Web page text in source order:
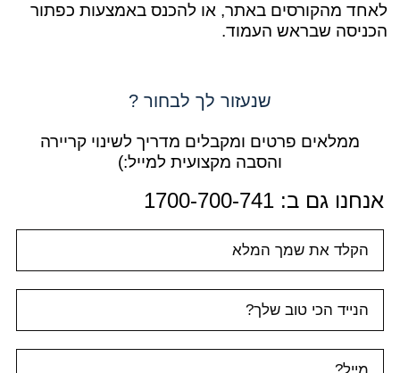
לאחד מהקורסים באתר, או להכנס באמצעות כפתור
הכניסה שבראש העמוד.
שנעזור לך לבחור ?
ממלאים פרטים ומקבלים מדריך לשינוי קריירה
והסבה מקצועית למייל:)
אנחנו גם ב:​ 1700-700-741
ראשי